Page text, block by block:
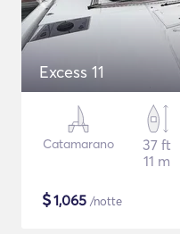
Excess 11
Catamarano
37 ft
11 m
$1,065 /notte